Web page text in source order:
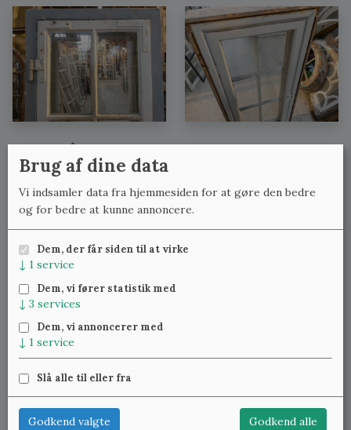
Se også:
Sprossevinduer med karm med lignende mål
Sprossevinduer med karm med lignende bredde
Sprossevinduer med karm med lignende højde
nye varer.
22 25 69 11
lennart@studinski.dk
Brug af dine data
Vi indsamler data fra hjemmesiden for at gøre den bedre
og for bedre at kunne annoncere.
Dem, der får siden til at virke
↓ 1 service
Dem, vi fører statistik med
↓ 3 services
Dem, vi annoncerer med
↓ 1 service
Slå alle til eller fra
Godkend valgte Godkend alle